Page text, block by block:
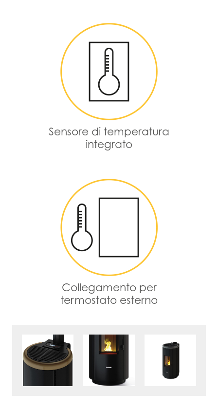
Sensore di temperatura
integrato
Collegamento per
termostato esterno